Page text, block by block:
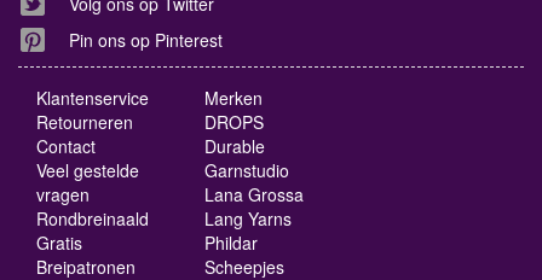
Pin ons op Pinterest
Klantenservice
Retourneren
Contact
Veel gestelde
vragen
Rondbreinaald
Gratis
Breipatronen
Merken
DROPS
Durable
Garnstudio
Lana Grossa
Lang Yarns
Phildar
Scheepjes